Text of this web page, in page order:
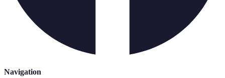
Navigation